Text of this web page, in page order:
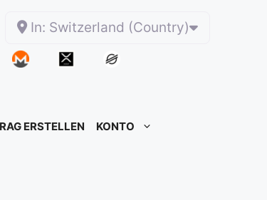
In: Switzerland (Country)
ERSTELLEN KONTO